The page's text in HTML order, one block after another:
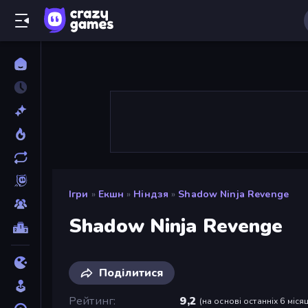
Ігри » Екшн » Ніндзя » Shadow Ninja Revenge
Shadow Ninja Revenge
Поділитися
Рейтинг
9,2 (на основі останніх 6